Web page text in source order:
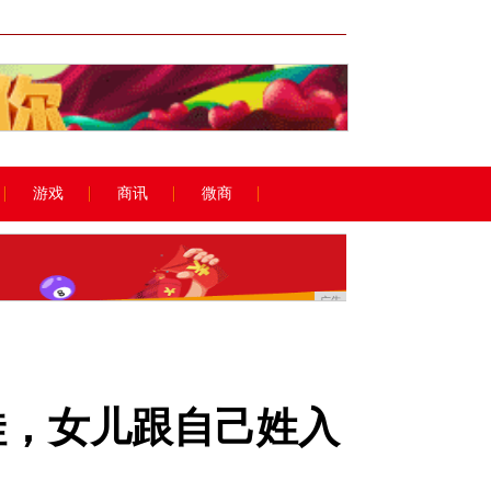
游戏 商讯 微商
广告
女儿跟自己姓入